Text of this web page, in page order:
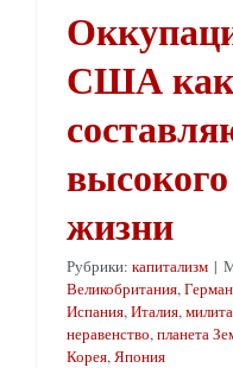
США как
жизни
Рубрики: капитализм |
Великобритания,
Испания,Италия,
неравенство,планета
Корея,Япония